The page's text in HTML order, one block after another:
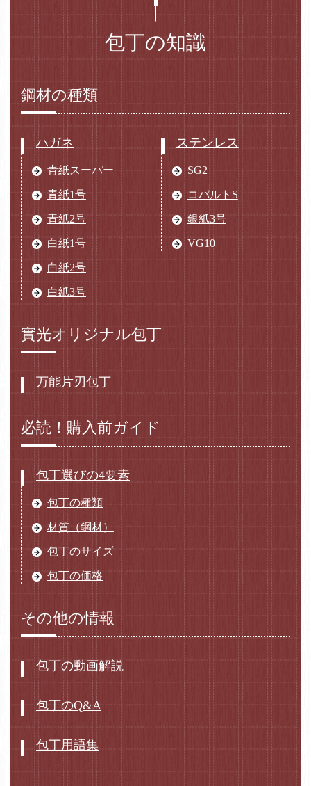
包丁の知識
鋼材の種類
ハガネ
青紙スーパー
青紙1号
青紙2号
白紙1号
白紙2号
白紙3号
ステンレス
SG2
コバルトS
銀紙3号
VG10
實光オリジナル包丁
万能片刃包丁
必読！購入前ガイド
包丁選びの4要素
包丁の種類
材質（鋼材）
包丁のサイズ
包丁の価格
その他の情報
包丁の動画解説
包丁のQ&A
包丁用語集